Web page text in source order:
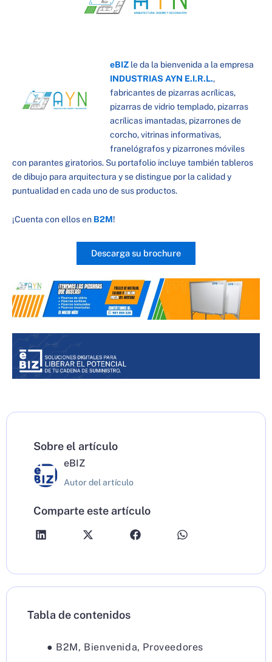
eBIZ le da la bienvenida a la empresa
INDUSTRIAS AYN E.I.R.L.,
fabricantes de pizarras acrílicas,
pizarras de vidrio templado, pizarras
acrílicas imantadas, pizarrones de
corcho, vitrinas informativas,
franelógrafos y pizarrones móviles
con parantes giratorios. Su portafolio incluye también tableros
de dibujo para arquitectura y se distingue por la calidad y
puntualidad en cada uno de sus productos.
¡Cuenta con ellos en B2M!
Descarga su brochure
Sobre el artículo
eBIZ
Autor del artículo
Comparte este artículo
Tabla de contenidos
● B2M, Bienvenida, Proveedores